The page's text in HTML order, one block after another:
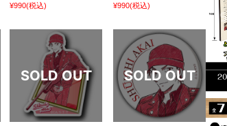
¥990(税込)
¥990(税込)